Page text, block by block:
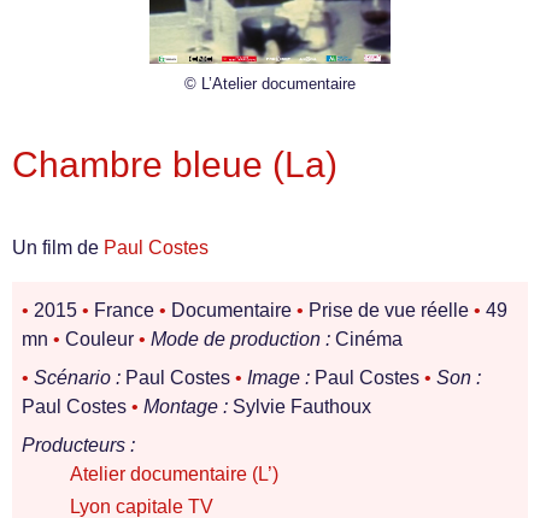
© L’Atelier documentaire
Chambre bleue (La)
Un film de Paul Costes
• 2015 • France • Documentaire • Prise de vue réelle • 49
mn • Couleur • Mode de production : Cinéma
• Scénario : Paul Costes • Image : Paul Costes • Son :
Paul Costes • Montage : Sylvie Fauthoux
Producteurs :
Atelier documentaire (L’)
Lyon capitale TV